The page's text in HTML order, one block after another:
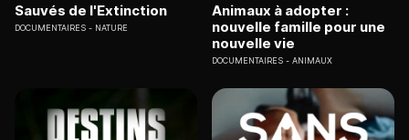
Sauvés de l'Extinction
DOCUMENTAIRES NATURE
Animaux à adopter :
nouvelle famille pour une
nouvelle vie
DOCUMENTAIRES ANIMAUX